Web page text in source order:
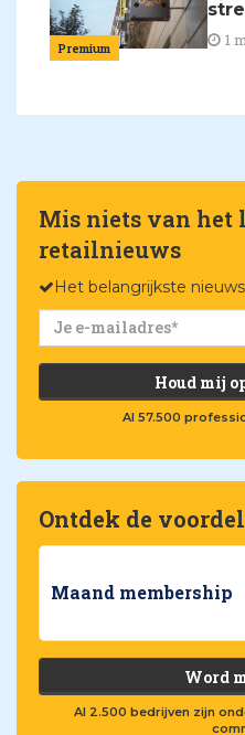
Premium 1
Mis niets van het
retailnieuws
Het belangrijkste
Houd mij
Al 57.500
Ontdek de
Maand membership
Word
Al 2.500 bedrijven zijn